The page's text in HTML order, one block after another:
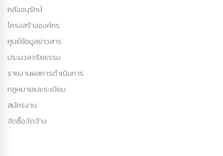
คลังอนุรักษ์
โครงสร้างองค์กร
ศูนย์ข้อมูลข่าวสาร
ประมวลจริยธรรม
รายงานผลการดำเนินการ
กฏหมายและระเบียบ
สมัครงาน
จัดซื้อจัดจ้าง